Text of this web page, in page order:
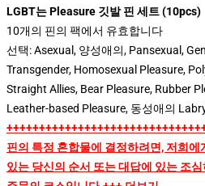
LGBT는 Pleasure 깃발 핀 세트 (10pcs)
10개의 핀의 팩에서 유효합니다
선택: Asexual, 양성애의, Pansexual,
Transgender, Homosexual Pleasure,
Straight Allies, Bear Pleasure, Rubber
Leather-based Pleasure, 동성애의
핀의 특정 혼합물에 결정하려면, 저희에
있는 당신의 순서 또는 대답에 있는 조